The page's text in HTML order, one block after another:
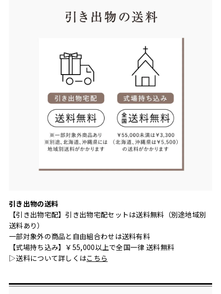
引き出物の送料
【引き出物宅配】引き出物宅配セットは送料無料（別途地域別
送料あり）
一部対象外の商品と自由組合わせは送料有料
【式場持ち込み】￥55,000以上で全国一律 送料無料
▷送料について詳しくはこちら